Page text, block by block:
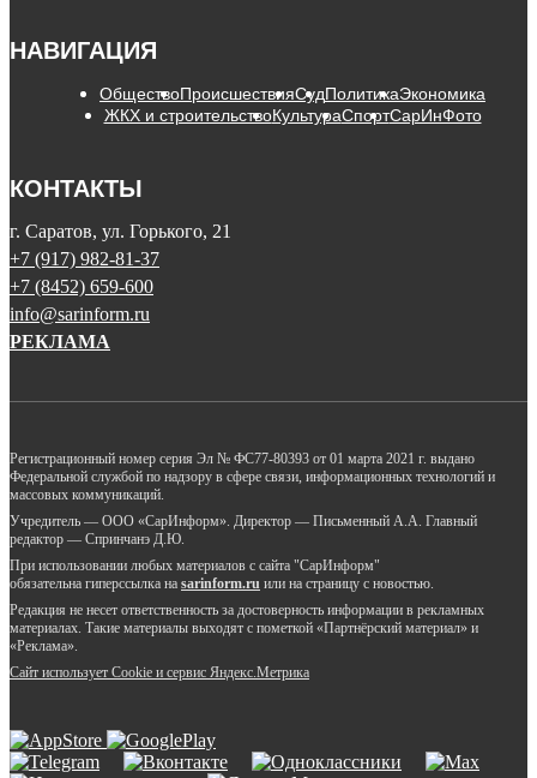
НАВИГАЦИЯ
ОбществоПроисшествияСудПолитикаЭкономика
ЖКХ и строительствоКультураСпортСарИнФото
КОНТАКТЫ
г. Саратов, ул. Горького, 21
+7 (917) 982-81-37
+7 (8452) 659-600
info@sarinform.ru
РЕКЛАМА
Регистрационный номер серия Эл № ФС77-80393 от 01 марта 2021 г. выдано
Федеральной службой по надзору в сфере связи, информационных технологий и
массовых коммуникаций.
Учредитель — ООО «СарИнформ». Директор — Письменный А.А. Главный
редактор — Спринчанэ Д.Ю.
При использовании любых материалов с сайта "СарИнформ"
обязательна гиперссылка на sarinform.ru или на страницу с новостью.
Редакция не несет ответственность за достоверность информации в рекламных
материалах. Такие материалы выходят с пометкой «Партнёрский материал» и
«Реклама».
Сайт использует Cookie и сервиc Яндекс.Метрика